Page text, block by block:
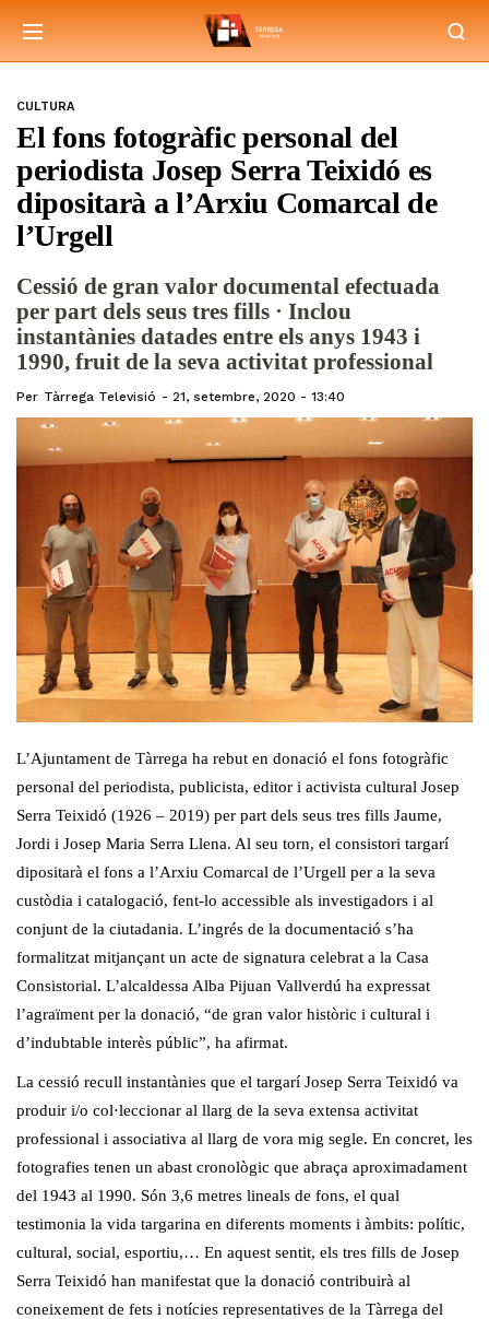
CULTURA
El fons fotogràfic personal del
periodista Josep Serra Teixidó es
dipositarà a l’Arxiu Comarcal de
l’Urgell
Cessió de gran valor documental efectuada
per part dels seus tres fills · Inclou
instantànies datades entre els anys 1943 i
1990, fruit de la seva activitat professional
Per Tàrrega Televisió 21, setembre, 2020 - 13:40
L’Ajuntament de Tàrrega ha rebut en donació el fons fotogràfic
personal del periodista, publicista, editor i activista cultural Josep
Serra Teixidó (1926 – 2019) per part dels seus tres fills Jaume,
Jordi i Josep Maria Serra Llena. Al seu torn, el consistori targarí
dipositarà el fons a l’Arxiu Comarcal de l’Urgell per a la seva
custòdia i catalogació, fent-lo accessible als investigadors i al
conjunt de la ciutadania. L’ingrés de la documentació s’ha
formalitzat mitjançant un acte de signatura celebrat a la Casa
Consistorial. L’alcaldessa Alba Pijuan Vallverdú ha expressat
l’agraïment per la donació, “de gran valor històric i cultural i
d’indubtable interès públic”, ha afirmat.
La cessió recull instantànies que el targarí Josep Serra Teixidó va
produir i/o col·leccionar al llarg de la seva extensa activitat
professional i associativa al llarg de vora mig segle. En concret, les
fotografies tenen un abast cronològic que abraça aproximadament
del 1943 al 1990. Són 3,6 metres lineals de fons, el qual
testimonia la vida targarina en diferents moments i àmbits: polític,
cultural, social, esportiu,… En aquest sentit, els tres fills de Josep
Serra Teixidó han manifestat que la donació contribuirà al
coneixement de fets i notícies representatives de la Tàrrega del